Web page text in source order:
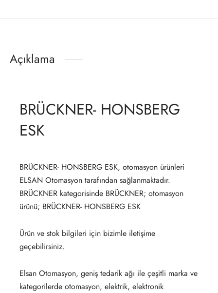
Açıklama
BRÜCKNER- HONSBERG
ESK
BRÜCKNER- HONSBERG ESK, otomasyon ürünleri
ELSAN Otomasyon tarafından sağlanmaktadır.
BRÜCKNER kategorisinde BRÜCKNER; otomasyon
ürünü; BRÜCKNER- HONSBERG ESK
Ürün ve stok bilgileri için bizimle iletişime
geçebilirsiniz.
Elsan Otomasyon, geniş tedarik ağı ile çeşitli marka ve
kategorilerde otomasyon, elektrik, elektronik